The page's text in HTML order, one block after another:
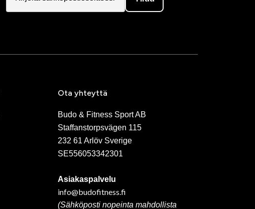
Ota yhteyttä
Budo & Fitness Sport AB
Staffanstorpsvägen 115
232 61 Arlöv Sverige
SE556053342301
Asiakaspalvelu
info@budofitness.fi
(Sähköposti nopeinta mahdollista